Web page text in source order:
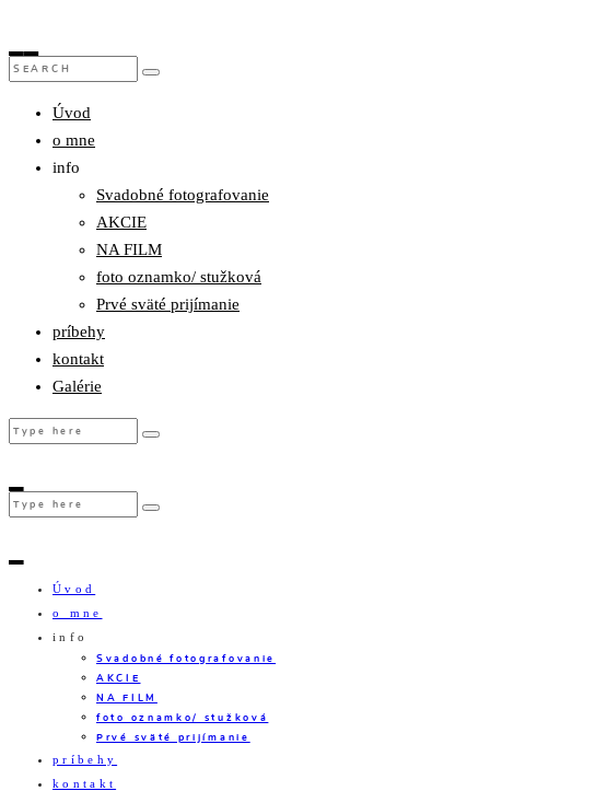
Úvod
o mne
info
Svadobné fotografovanie
AKCIE
NA FILM
foto oznamko/ stužková
Prvé sväté prijímanie
príbehy
kontakt
Galérie
Úvod
o mne
info
Svadobné fotografovanie
AKCIE
NA FILM
foto oznamko/ stužková
Prvé sväté prijímanie
príbehy
kontakt